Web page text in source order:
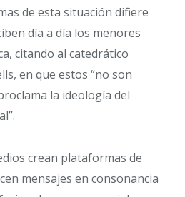
de esta situación difiere
día a día los menores
citando al catedrático
en que estos “no son
la ideología del
crean plataformas de
mensajes en consonancia